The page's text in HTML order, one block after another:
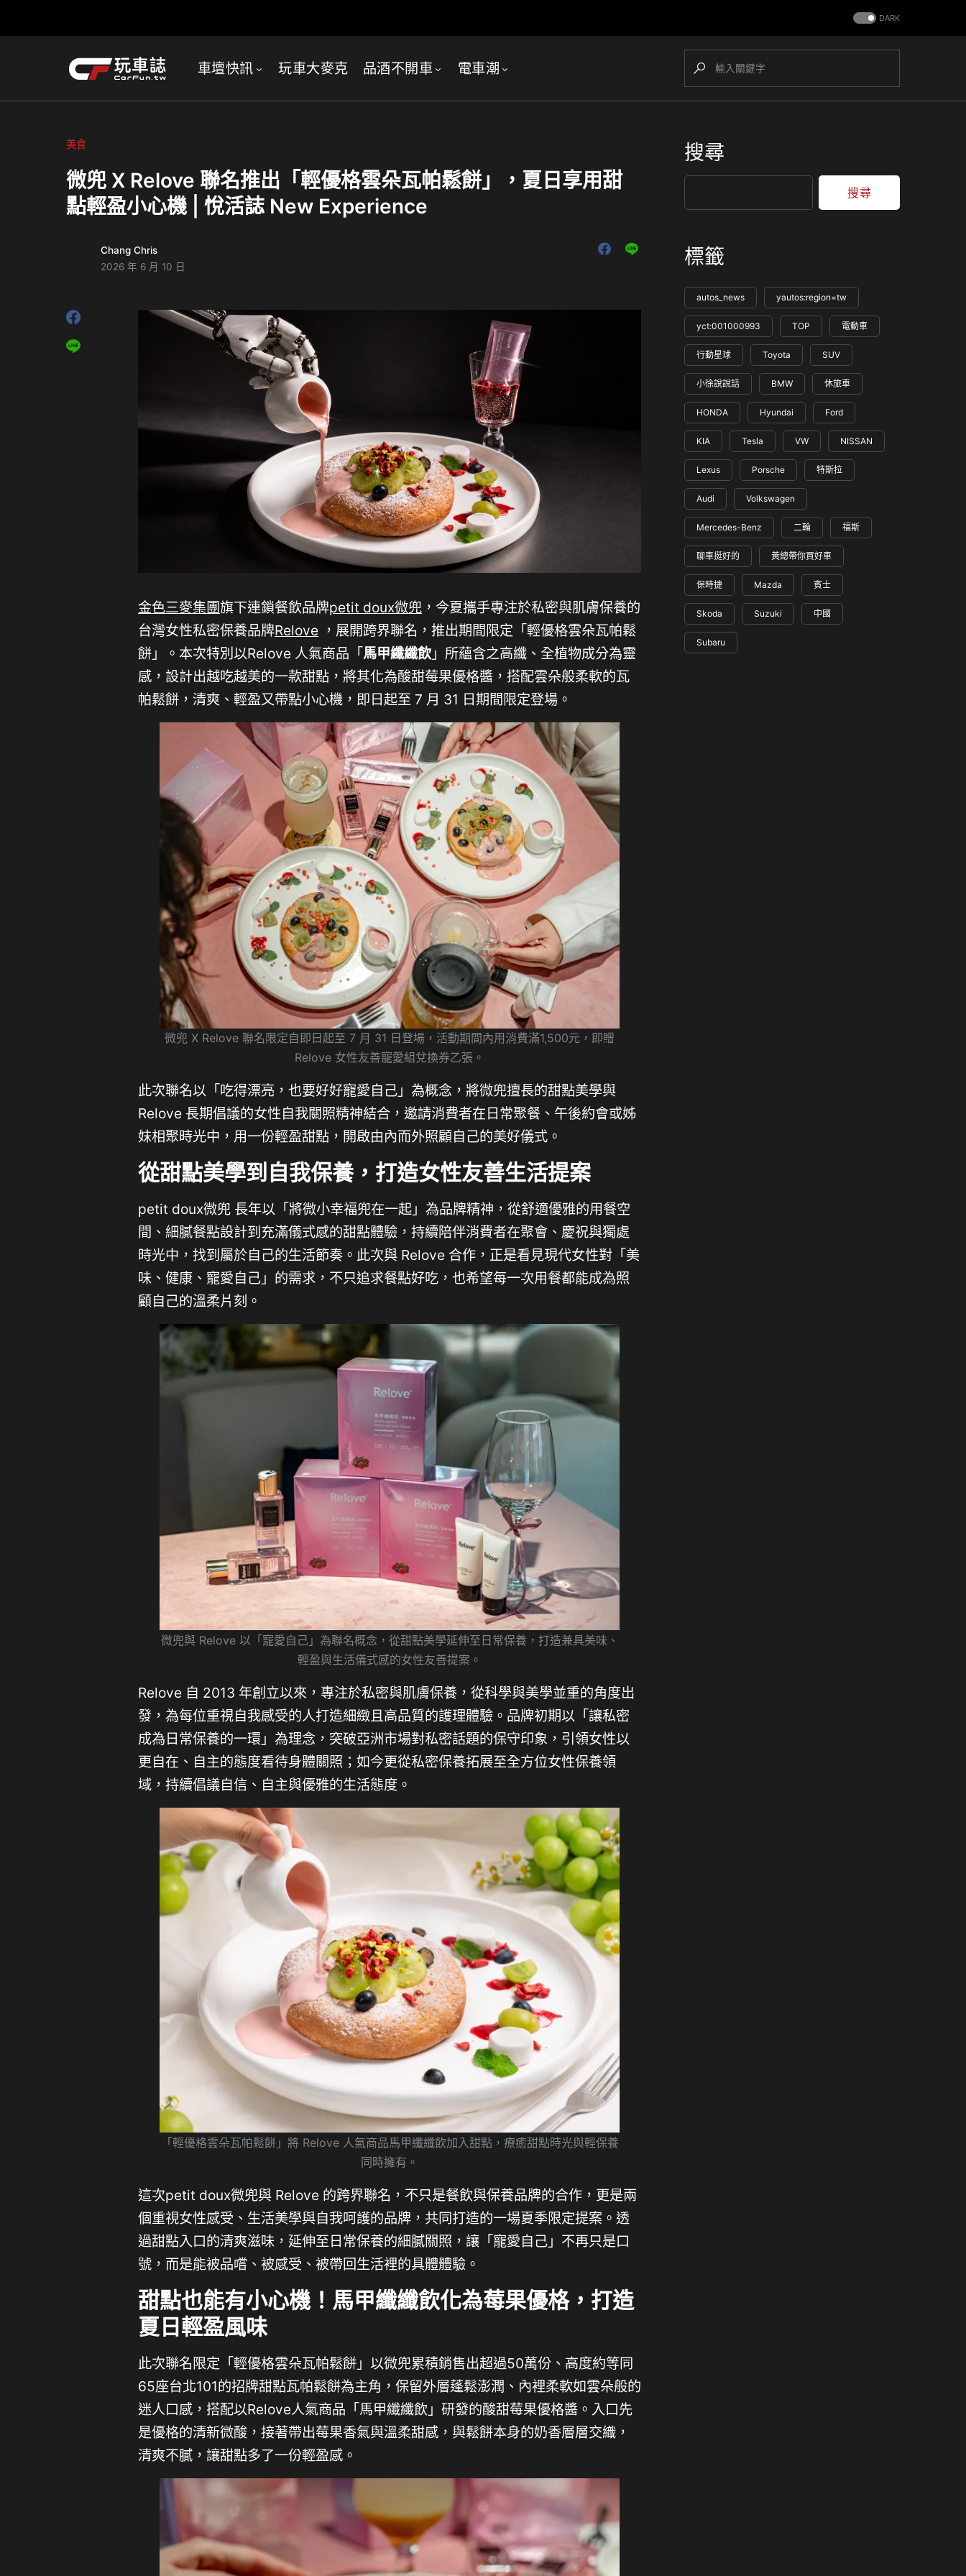
DARK
車壇快訊 玩車大麥克 品酒不開車 電車潮
美食
微兜 X Relove 聯名推出「輕優格雲朵瓦帕鬆餅」，夏日享用甜
點輕盈小心機 | 悅活誌 New Experience
Chang Chris
2026 年 6 月 10 日
金色三麥集團旗下連鎖餐飲品牌petit doux微兜 ，今夏攜手專注於私密與肌膚保養的
台灣女性私密保養品牌Relove ，展開跨界聯名，推出期間限定「輕優格雲朵瓦帕鬆
餅」。本次特別以Relove 人氣商品「馬甲纖纖飲 」所蘊含之高纖、全植物成分為靈
感，設計出越吃越美的一款甜點，將其化為酸甜莓果優格醬，搭配雲朵般柔軟的瓦
帕鬆餅，清爽、輕盈又帶點小心機，即日起至 7 月 31 日期間限定登場。
微兜 X Relove 聯名限定自即日起至 7 月 31 日登場，活動期間內用消費滿1,500元，即贈
Relove 女性友善寵愛組兌換券乙張。
此次聯名以「吃得漂亮，也要好好寵愛自己」為概念，將微兜擅長的甜點美學與
Relove 長期倡議的女性自我關照精神結合，邀請消費者在日常聚餐、午後約會或姊
妹相聚時光中，用一份輕盈甜點，開啟由內而外照顧自己的美好儀式。
從甜點美學到自我保養，打造女性友善生活提案
petit doux微兜 長年以「將微小幸福兜在一起」為品牌精神，從舒適優雅的用餐空
間、細膩餐點設計到充滿儀式感的甜點體驗，持續陪伴消費者在聚會、慶祝與獨處
時光中，找到屬於自己的生活節奏。此次與 Relove 合作，正是看見現代女性對「美
味、健康、寵愛自己」的需求，不只追求餐點好吃，也希望每一次用餐都能成為照
顧自己的溫柔片刻。
微兜與 Relove 以「寵愛自己」為聯名概念，從甜點美學延伸至日常保養，打造兼具美味、
輕盈與生活儀式感的女性友善提案。
Relove 自 2013 年創立以來，專注於私密與肌膚保養，從科學與美學並重的角度出
發，為每位重視自我感受的人打造細緻且高品質的護理體驗。品牌初期以「讓私密
成為日常保養的一環」為理念，突破亞洲市場對私密話題的保守印象，引領女性以
更自在、自主的態度看待身體關照；如今更從私密保養拓展至全方位女性保養領
域，持續倡議自信、自主與優雅的生活態度。
「輕優格雲朵瓦帕鬆餅」將 Relove 人氣商品馬甲纖纖飲加入甜點，療癒甜點時光與輕保養
同時擁有。
這次petit doux微兜與 Relove 的跨界聯名，不只是餐飲與保養品牌的合作，更是兩
個重視女性感受、生活美學與自我呵護的品牌，共同打造的一場夏季限定提案。透
過甜點入口的清爽滋味，延伸至日常保養的細膩關照，讓「寵愛自己」不再只是口
號，而是能被品嚐、被感受、被帶回生活裡的具體體驗。
甜點也能有小心機！馬甲纖纖飲化為莓果優格，打造
夏日輕盈風味
此次聯名限定「輕優格雲朵瓦帕鬆餅」以微兜累積銷售出超過50萬份、高度約等同
65座台北101的招牌甜點瓦帕鬆餅為主角，保留外層蓬鬆澎潤、內裡柔軟如雲朵般的
迷人口感，搭配以Relove人氣商品「馬甲纖纖飲」研發的酸甜莓果優格醬。入口先
是優格的清新微酸，接著帶出莓果香氣與溫柔甜感，與鬆餅本身的奶香層層交織，
清爽不膩，讓甜點多了一份輕盈感。
搜尋
搜尋
標籤
autos_news yautos:region=tw
yct:001000993 TOP 電動車
行動星球 Toyota SUV
小徐說說話 BMW 休旅車
HONDA Hyundai Ford
KIA Tesla VW NISSAN
Lexus Porsche 特斯拉
Audi Volkswagen
Mercedes-Benz 二輪 福斯
聊車挺好的 黃總帶你買好車
保時捷 Mazda 賓士
Skoda Suzuki 中國
Subaru